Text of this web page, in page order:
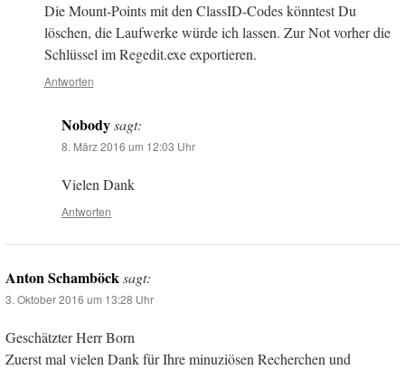
Die Mount-Points mit den ClassID-Codes könntest Du
löschen, die Laufwerke würde ich lassen. Zur Not vorher die
Schlüssel im Regedit.exe exportieren.
Antworten
Nobodysagt:
8. März 2016 um 12:03 Uhr
Vielen Dank
Antworten
Anton Schamböcksagt:
3. Oktober 2016 um 13:28 Uhr
Geschätzter Herr Born
Zuerst mal vielen Dank für Ihre minuziösen Recherchen und